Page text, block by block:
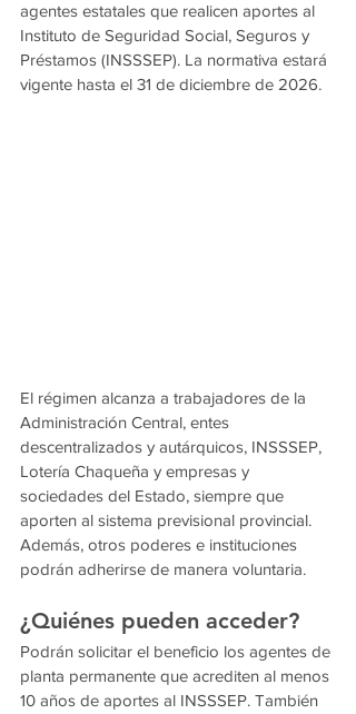
agentes estatales que realicen aportes al
Instituto de Seguridad Social, Seguros y
Préstamos (INSSSEP). La normativa estará
vigente hasta el 31 de diciembre de 2026.
El régimen alcanza a trabajadores de la
Administración Central, entes
descentralizados y autárquicos, INSSSEP,
Lotería Chaqueña y empresas y
sociedades del Estado, siempre que
aporten al sistema previsional provincial.
Además, otros poderes e instituciones
podrán adherirse de manera voluntaria.
¿Quiénes pueden acceder?
Podrán solicitar el beneficio los agentes de
planta permanente que acrediten al menos
10 años de aportes al INSSSEP. También